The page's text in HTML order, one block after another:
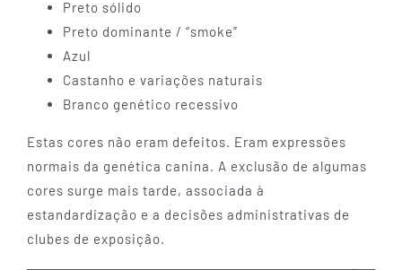
Preto sólido
Preto dominante / “smoke”
Azul
Castanho e variações naturais
Branco genético recessivo
Estas cores não eram defeitos. Eram expressões
normais da genética canina. A exclusão de algumas
cores surge mais tarde, associada à
estandardização e a decisões administrativas de
clubes de exposição.